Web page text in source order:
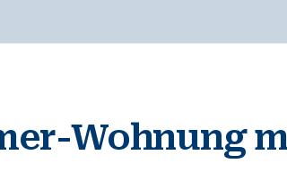
Wohnung